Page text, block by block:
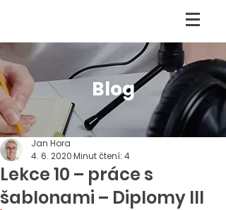
Blog
Lekce 10 – práce s
šablonami – Diplomy III
Jan Hora
4. 6. 2020Minut čtení: 4